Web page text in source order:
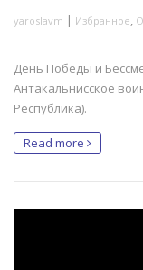
yaroslavm | Избранное,
День Победы и
Антакальнисское
Республика).
Read more